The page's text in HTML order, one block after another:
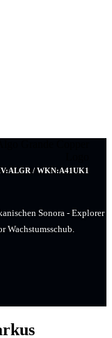
/ WKN:A41UK1
Sonora - Explorer